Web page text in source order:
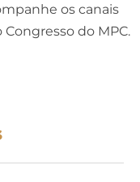
os canais
do MPC.